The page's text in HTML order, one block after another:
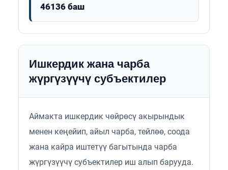
46136 баш
Ишкердик жана чарба
жүргүзүүчү субъектилер
Аймакта ишкердик чөйрөсү акырындык
менен кеңейип, айыл чарба, тейлөө, соода
жана кайра иштетүү багытында чарба
жүргүзүүчү субъектилер иш алып барууда.